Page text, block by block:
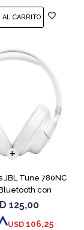
JBL Tune 780NC
con
125,00
USD 106,25